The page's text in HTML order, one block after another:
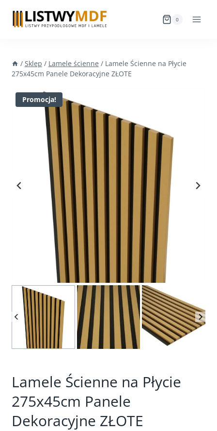
treści
0
/ Sklep / Lamele ścienne / Lamele Ścienne na Płycie
275x45cm Panele Dekoracyjne ZŁOTE
Promocja!
Lamele Ścienne na Płycie
275x45cm Panele
Dekoracyjne ZŁOTE